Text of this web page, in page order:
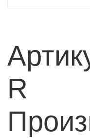
R